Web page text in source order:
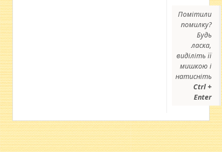
Помітили
помилку?
Будь
ласка,
виділіть її
мишкою і
натисніть
Ctrl +
Enter